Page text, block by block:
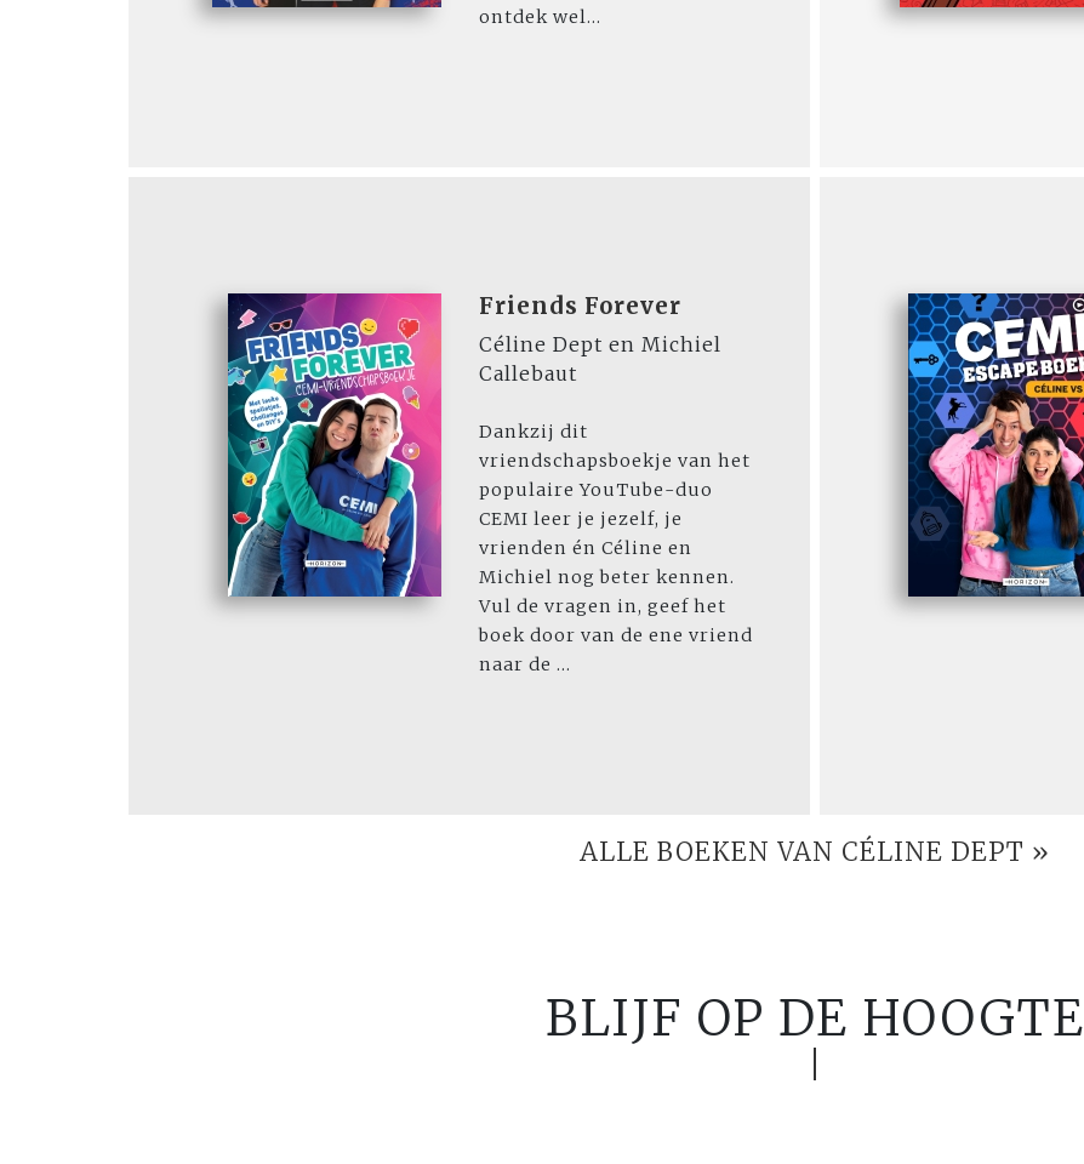
ontdek wel...
Friends Forever
Céline Dept en Michiel
Callebaut
Dankzij dit
vriendschapsboekje van het
populaire YouTube-duo
CEMI leer je jezelf, je
vrienden én Céline en
Michiel nog beter kennen.
Vul de vragen in, geef het
boek door van de ene vriend
naar de ...
ALLE BOEKEN VAN CÉLINE DEPT »
BLIJF OP DE HOOGTE